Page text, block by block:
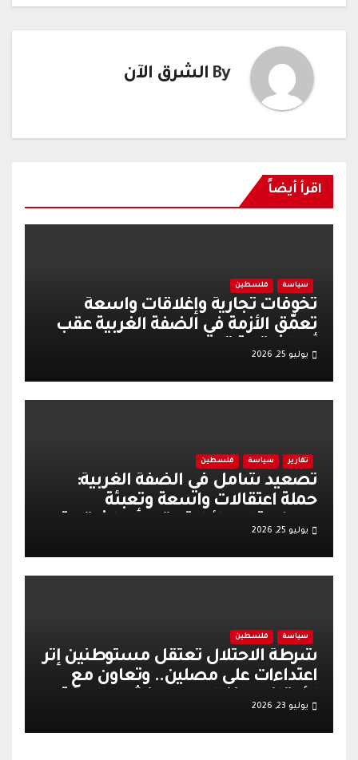
By الشرق الآن
اقرأ أيضاً
سياسة فلسطين
تخوفات تجارية وإغلاقات واسعة
تعمّق الأزمة في الضفة الغربية عقب
أحداث قرية تل
يوليو 25, 2026
تقارير سياسة فلسطين
تصعيد شامل في الضفة الغربية:
حملة اعتقالات واسعة وتعبئة
عسكرية إسرائيلية عقب أحداث قرية
يوليو 25, 2026
سياسة فلسطين
شرطة الاحتلال تعتقل مستوطنين إثر
اعتداءات على مصلين.. وتعاون مع
الأوقاف يعزز الهدوء وينشط الحركة
يوليو 23, 2026